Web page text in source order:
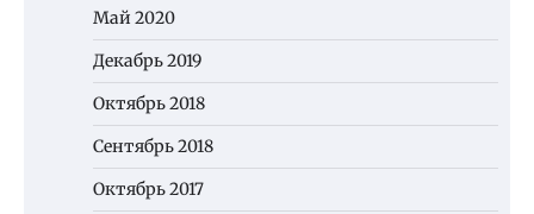
Май 2020
Декабрь 2019
Октябрь 2018
Сентябрь 2018
Октябрь 2017